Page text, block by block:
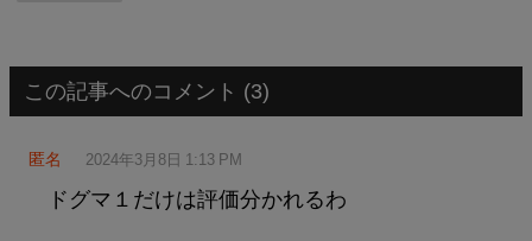
この記事へのコメント (3)
匿名 2024年3月8日 1:13 PM
ドグマ１だけは評価分かれるわ